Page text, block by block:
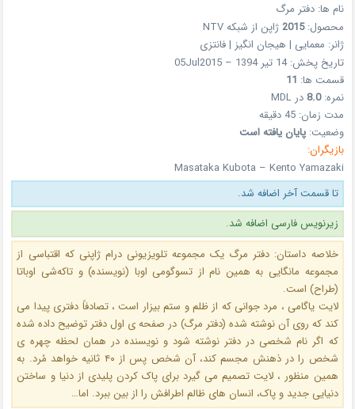
نام ها: دفتر مرگ
محصول:2015ژاپن از شبکه NTV
ژانر: معمایی | هیجان انگیز | فانتزی
تاریخ پخش: 14 تیر 1394 – 05Jul2015
قسمت ها: 11
نمره:8.0 در MDL
مدت زمان: 45 دقیقه
وضعیت:پایان یافته است
بازیگران:
Masataka Kubota – Kento Yamazaki
تا قسمت آخر اضافه شد.
زیرنویس فارسی اضافه شد.
خلاصه داستان: دفتر مرگ یک مجموعه تلویزیونی درام ژاپنی که اقتباسی از
مجموعه مانگایی به همین نام از تسوگومی اوبا (نویسنده) و تاکه‌شی اوباتا
(طراح) است.
لایت یاگامی ، مرد جوانی که از ظلم و ستم بیزار است ، تصادفاً دفتری پیدا می‌
کند که روی آن نوشته‌ شده (دفتر مرگ) در صفحه ی اول دفتر توضیح داده‌ شده
که اگر نام شخصی در دفتر نوشته‌ شود و نویسنده در همان‌ لحظه چهره ی
شخص را در ذهنش مجسم کند، آن شخص پس از ۴۰ ثانیه خواهد مُرد. به
همین منظور ، لایت تصمیم می گیرد برای پاک کردن پلیدی از دنیا و ساختن
دنیایی جدید و پاک، انسان های ظالم اطرافش را از بین ببرد. اما…